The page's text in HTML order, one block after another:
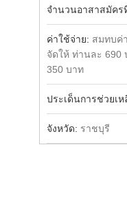
จำนวนอาสาสมัคร
ค่าใช้จ่าย: สมทบค่
จัดให้ ท่านละ 690
350 บาท
ประเด็นการช่วยเห
จังหวัด: ราชบุรี